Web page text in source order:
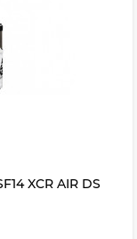
XCR AIR DS